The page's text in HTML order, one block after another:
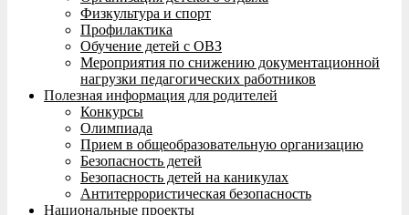
Физкультура и спорт
Профилактика
Обучение детей с ОВЗ
Мероприятия по снижению документационной
нагрузки педагогических работников
Полезная информация для родителей
Конкурсы
Олимпиада
Прием в общеобразовательную организацию
Безопасность детей
Безопасность детей на каникулах
Антитеррористическая безопасность
Национальные проекты